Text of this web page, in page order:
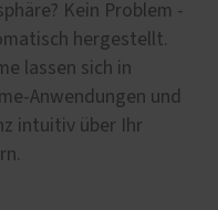
Kein Problem -
hergestellt.
lassen sich in
Anwendungen und
intuitiv über Ihr